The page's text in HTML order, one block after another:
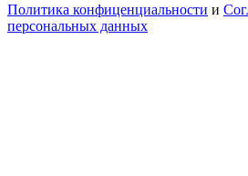
Политика конфиценциальности и
персональных данных